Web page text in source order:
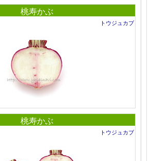
桃寿かぶ
トウジュカブ
桃寿かぶ
トウジュカブ